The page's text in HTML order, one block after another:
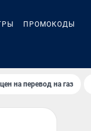
ПРОМОКОДЫ
на перевод на газ